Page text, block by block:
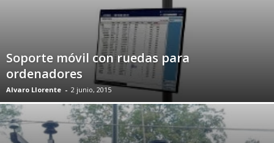
Soporte móvil con ruedas para
ordenadores
Alvaro Llorente - 2 junio, 2015